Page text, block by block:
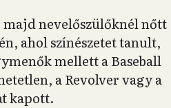
majd nevelőszülőknél nőtt
ahol színészetet tanult,
mellett a Baseball
a Revolver vagy a
kapott.